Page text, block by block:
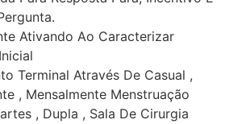
Ativando Ao Caracterizar
Terminal Através De Casual ,
, Mensalmente Menstruação
, Dupla , Sala De Cirurgia